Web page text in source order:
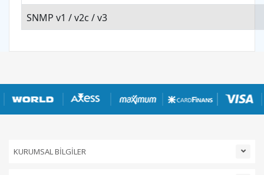
SNMP v1 / v2c / v3
KURUMSAL BİLGİLER